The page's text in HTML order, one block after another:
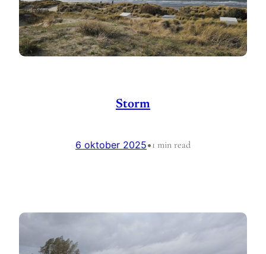
Storm
6 oktober 2025•1 min read